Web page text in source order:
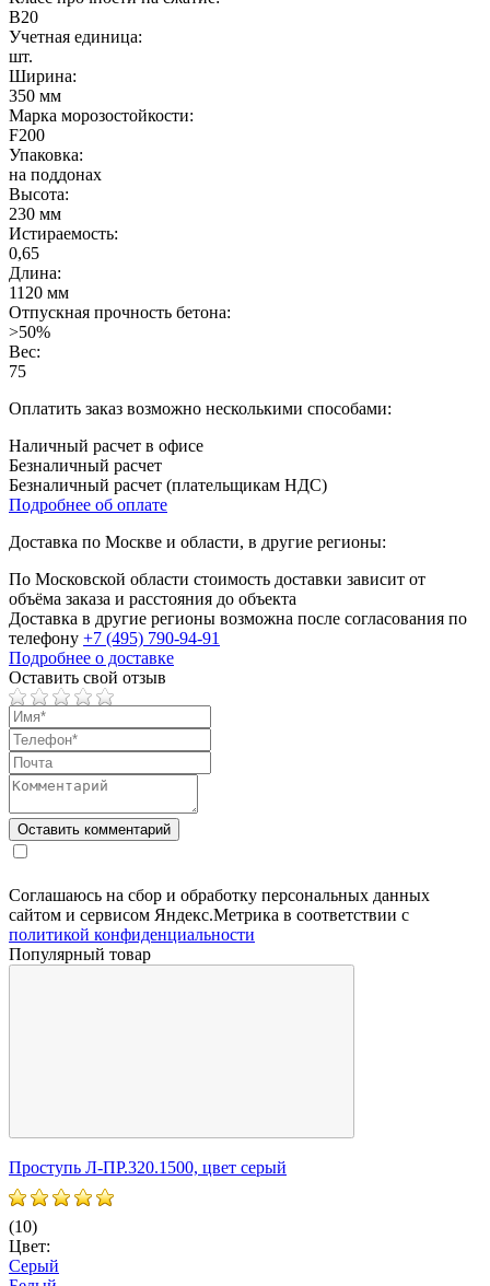
B20
Учетная единица:
шт.
Ширина:
350 мм
Марка морозостойкости:
F200
Упаковка:
на поддонах
Высота:
230 мм
Истираемость:
0,65
Длина:
1120 мм
Отпускная прочность бетона:
>50%
Вес:
75
Оплатить заказ возможно несколькими способами:
Наличный расчет в офисе
Безналичный расчет
Безналичный расчет (плательщикам НДС)
Подробнее об оплате
Доставка по Москве и области, в другие регионы:
По Московской области стоимость доставки зависит от
объёма заказа и расстояния до объекта
Доставка в другие регионы возможна после согласования по
телефону +7 (495) 790-94-91
Подробнее о доставке
Оставить свой отзыв
Соглашаюсь на сбор и обработку персональных данных
сайтом и сервисом Яндекс.Метрика в соответствии с
политикой конфиденциальности
Популярный товар
Проступь Л-ПР.320.1500, цвет серый
(10)
Цвет:
Серый